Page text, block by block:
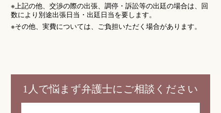
※上記の他、交渉の際の出張、調停・訴訟等の出廷の場合は、回
数により別途出張日当・出廷日当を要します。
※その他、実費については、ご負担いただく場合があります。
1人で悩まず弁護士にご相談ください